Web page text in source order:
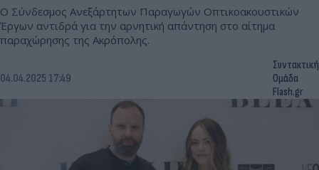
Ο Σύνδεσμος Ανεξάρτητων Παραγωγών Οπτικοακουστικών
Έργων αντιδρά για την αρνητική απάντηση στο αίτημα
παραχώρησης της Ακρόπολης.
04.04.2025 17:49
Συντακτική
Ομάδα
Flash.gr